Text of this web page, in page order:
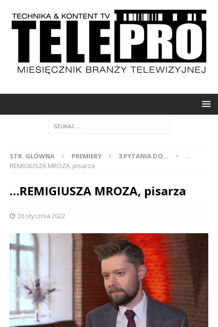
STR. GŁÓWNA PREMIERY 3 PYTANIA DO...
…
REMIGIUSZA MROZA, pisarza
…REMIGIUSZA MROZA, pisarza
26 stycznia 2022